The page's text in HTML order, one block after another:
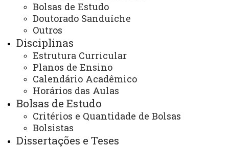
Bolsas de Estudo
Doutorado Sanduíche
Outros
Disciplinas
Estrutura Curricular
Planos de Ensino
Calendário Acadêmico
Horários das Aulas
Bolsas de Estudo
Critérios e Quantidade de Bolsas
Bolsistas
Dissertações e Teses
Redes Sociais:
Instagram: @foz.ppgscf
E-mail:
Você está aqui:Unioeste
PPGSCF - Pós-graduação em Sociedade, Cultura e
Fronteiras - Foz do Iguaçu
Infraestrutura
Secretaria e Coordenação